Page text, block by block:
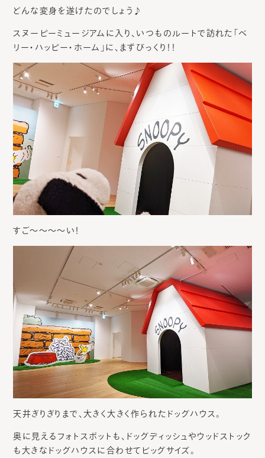
どんな変身を遂げたのでしょう♪
スヌーピーミュージアムに入り、いつものルートで訪れた「ベ
リー・ハッピー・ホーム」に、まずびっくり！！
すご～～～～い！
天井ぎりぎりまで、大きく大きく作られたドッグハウス。
奥に見えるフォトスポットも、ドッグディッシュやウッドストック
も大きなドッグハウスに合わせてビッグサイズ。